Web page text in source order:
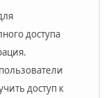
доступа
доступ к